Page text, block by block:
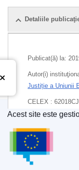
Detaliile
Publicat(ă) la:
Autor(i)
Justiție a Uniunii
CELEX :
ECLI :
Oficiul pentru
Acest site este